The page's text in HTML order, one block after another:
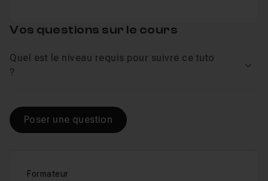
Formateur
Vos questions sur le cours
Quel est le niveau requis pour suivre ce tuto
?
Poser une question